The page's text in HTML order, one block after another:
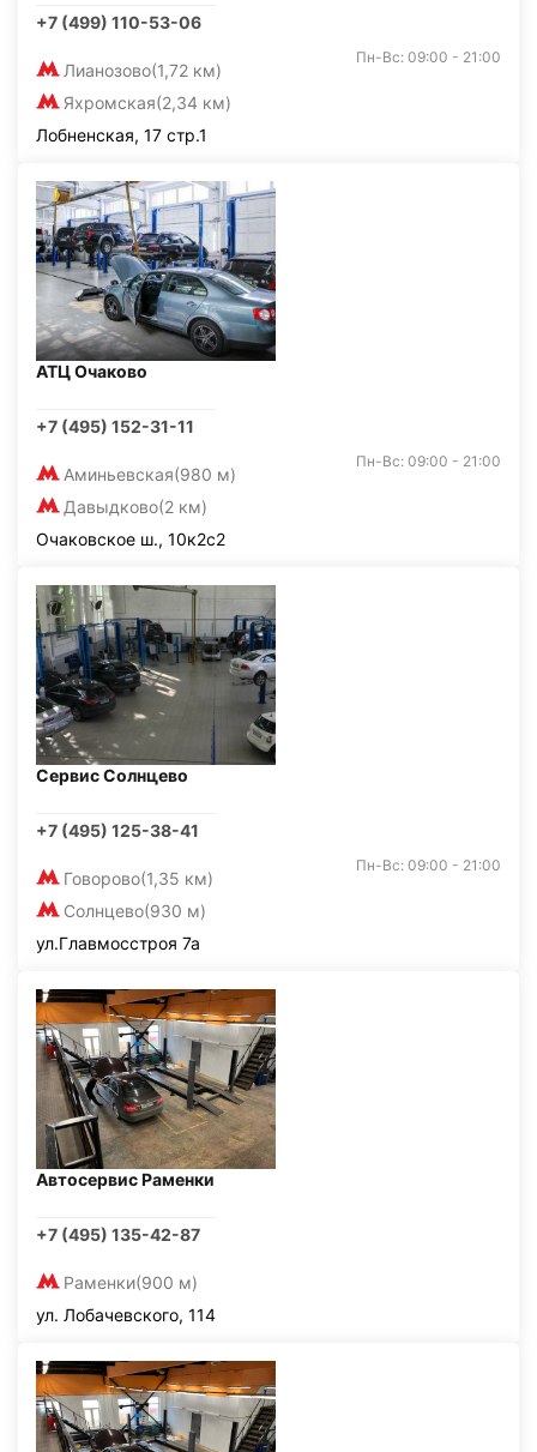
+7 (499) 110-53-06
Лианозово(1,72 км)
Яхромская(2,34 км)
Пн-Вс: 09:00 - 21:00
Лобненская, 17 стр.1
АТЦ Очаково
+7 (495) 152-31-11
Аминьевская(980 м)
Давыдково(2 км)
Пн-Вс: 09:00 - 21:00
Очаковское ш., 10к2с2
Сервис Солнцево
+7 (495) 125-38-41
Говорово(1,35 км)
Солнцево(930 м)
Пн-Вс: 09:00 - 21:00
ул.Главмосстроя 7а
Автосервис Раменки
+7 (495) 135-42-87
Раменки(900 м)
ул. Лобачевского, 114